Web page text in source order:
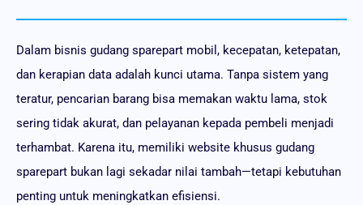
Dalam bisnis gudang sparepart mobil, kecepatan, ketepatan,
dan kerapian data adalah kunci utama. Tanpa sistem yang
teratur, pencarian barang bisa memakan waktu lama, stok
sering tidak akurat, dan pelayanan kepada pembeli menjadi
terhambat. Karena itu, memiliki website khusus gudang
sparepart bukan lagi sekadar nilai tambah—tetapi kebutuhan
penting untuk meningkatkan efisiensi.